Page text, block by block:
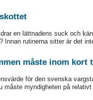
en lättnadens suck och
Innan rutinerna sitter är det
måste inom kort
för den svenska
måste myndigheten på